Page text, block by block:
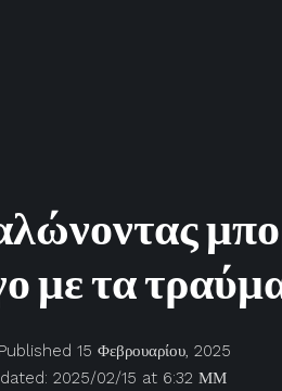
με τα
2025/02/15 at 6:32 ΜΜ
15 Φεβρουαρίου, 2025